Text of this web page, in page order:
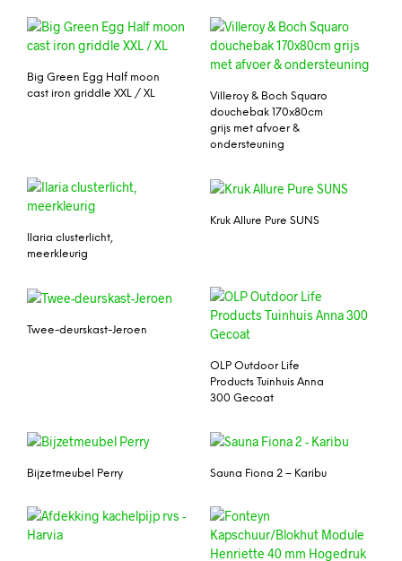
Big Green Egg Half moon
cast iron griddle XXL / XL
Villeroy & Boch Squaro
douchebak 170x80cm
grijs met afvoer &
ondersteuning
Ilaria clusterlicht,
meerkleurig
Kruk Allure Pure SUNS
Twee-deurskast-Jeroen
OLP Outdoor Life
Products Tuinhuis Anna
300 Gecoat
Bijzetmeubel Perry Sauna Fiona 2 – Karibu